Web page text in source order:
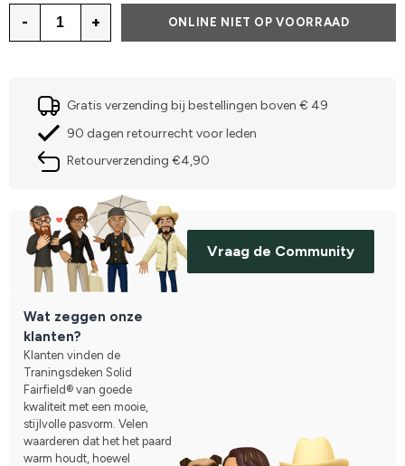
- + ONLINE NIET OP VOORRAAD
Gratis verzending bij bestellingen boven € 49
90 dagen retourrecht voor leden
Retourverzending €4,90
Vraag de Community
Wat zeggen onze
klanten?
Klanten vinden de
Traningsdeken Solid
Fairfield® van goede
kwaliteit met een mooie,
stijlvolle pasvorm. Velen
waarderen dat het het paard
warm houdt, hoewel